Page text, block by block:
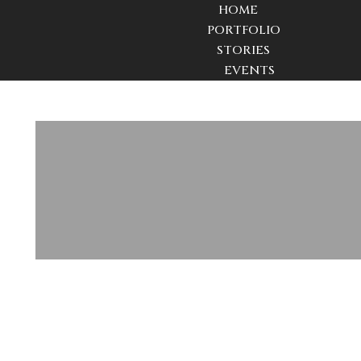
HOME
PORTFOLIO
STORIES
EVENTS